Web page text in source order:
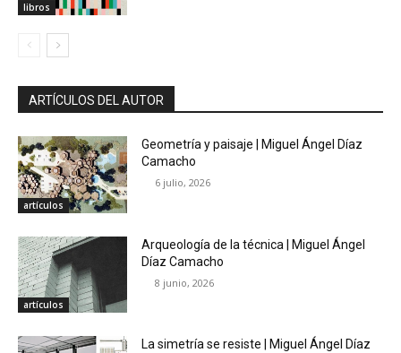
libros
ARTÍCULOS DEL AUTOR
artículos
Geometría y paisaje | Miguel Ángel Díaz
Camacho
6 julio, 2026
artículos
Arqueología de la técnica | Miguel Ángel
Díaz Camacho
8 junio, 2026
La simetría se resiste | Miguel Ángel Díaz